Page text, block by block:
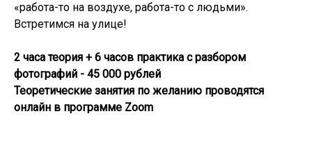
«работа-то на воздухе, работа-то с людьми».
Встретимся на улице!
2 часа теория + 6 часов практика с разбором
фотографий - 45 000 рублей
Теоретические занятия по желанию проводятся
онлайн в программе Zoom